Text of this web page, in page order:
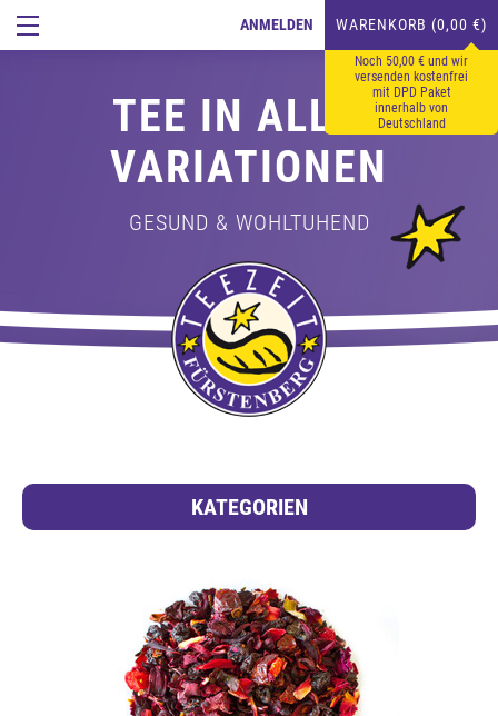
ANMELDEN WARENKORB (0,00 €)
Noch 50,00 € und wir
versenden kostenfrei
mit DPD Paket
innerhalb von
Deutschland
TEE IN ALLEN
VARIATIONEN
GESUND & WOHLTUHEND
KATEGORIEN